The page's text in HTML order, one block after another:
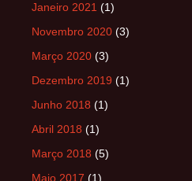
Janeiro 2021 (1)
Novembro 2020 (3)
Março 2020 (3)
Dezembro 2019 (1)
Junho 2018 (1)
Abril 2018 (1)
Março 2018 (5)
Maio 2017 (1)